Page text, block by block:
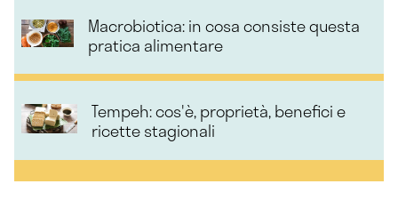
Macrobiotica: in cosa consiste questa
pratica alimentare
Tempeh: cos'è, proprietà, benefici e
ricette stagionali